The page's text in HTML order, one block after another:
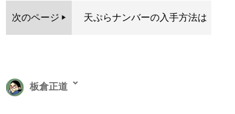
次のページ 天ぷらナンバーの入手方法は
板倉正道